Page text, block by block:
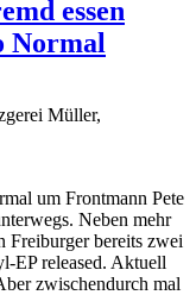
essen
Normal
Müller,
um Frontmann Pete
Neben mehr
Freiburger bereits zwei
EP released. Aktuell
zwischendurch mal